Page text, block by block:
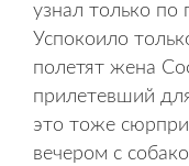
узнал только
Успокоило
полетят жена
прилетевший
это тоже
вечером с